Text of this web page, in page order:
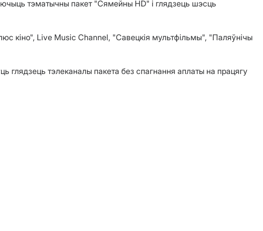
тэматычны пакет "Сямейны HD" і глядзець шэсць
кіно", Live Music Channel, "Савецкія мультфільмы", "Паляўнічы
тэлеканалы пакета без спагнання аплаты на працягу